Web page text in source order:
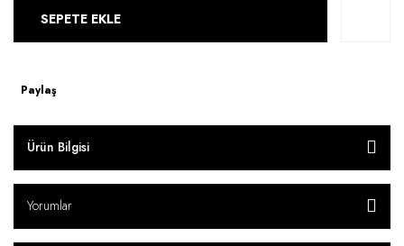
SEPETE EKLE
Paylaş
Ürün Bilgisi
Yorumlar